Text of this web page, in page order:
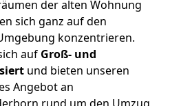
der alten Wohnung
sich ganz auf den
konzentrieren.
auf Groß- und
und bieten unseren
Angebot an